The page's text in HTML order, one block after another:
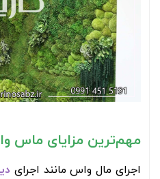
مهم‌ترین مزایای ماس
اجرای مال واس مانند اجرای